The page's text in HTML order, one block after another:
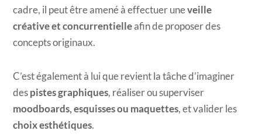
cadre, il peut être amené à effectuer uneveille
créative et concurrentielleafin de proposer des
concepts originaux.
C’est également à lui que revient la tâche d’imaginer
des pistes graphiques, réaliser ou superviser
moodboards, esquisses ou maquettes, et valider les
choix esthétiques.